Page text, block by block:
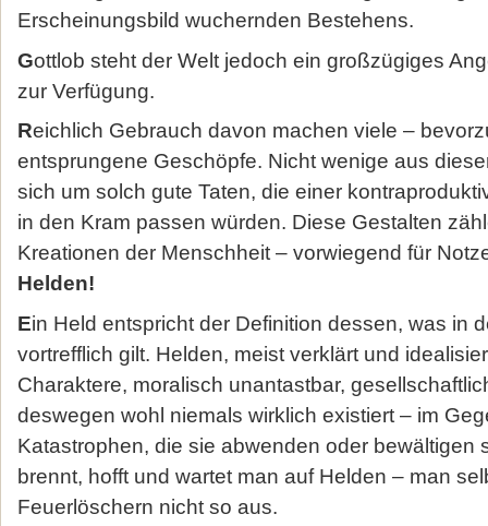
Erscheinungsbild wuchernden Bestehens.
Gottlob steht der Welt jedoch ein großzügiges
zur Verfügung.
Reichlich Gebrauch davon machen viele –
entsprungene Geschöpfe. Nicht wenige aus
sich um solch gute Taten, die einer
in den Kram passen würden. Diese Gestalten
Kreationen der Menschheit – vorwiegend für
Helden!
Ein Held entspricht der Definition dessen, was in
vortrefflich gilt. Helden, meist verklärt und
Charaktere, moralisch unantastbar,
deswegen wohl niemals wirklich existiert – im
Katastrophen, die sie abwenden oder bewältigen
brennt, hofft und wartet man auf Helden – man
Feuerlöschern nicht so aus.